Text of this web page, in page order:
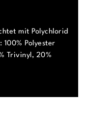
mit Polychlorid
Polyester
Trivinyl, 20%